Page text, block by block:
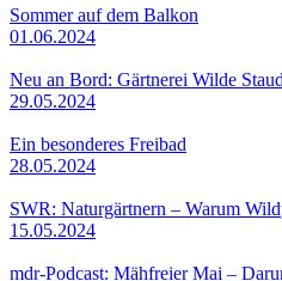
Sommer auf dem Balkon
01.06.2024
Neu an Bord: Gärtnerei Wilde
29.05.2024
Ein besonderes Freibad
28.05.2024
SWR: Naturgärtnern – Warum
15.05.2024
mdr-Podcast: Mähfreier Mai –